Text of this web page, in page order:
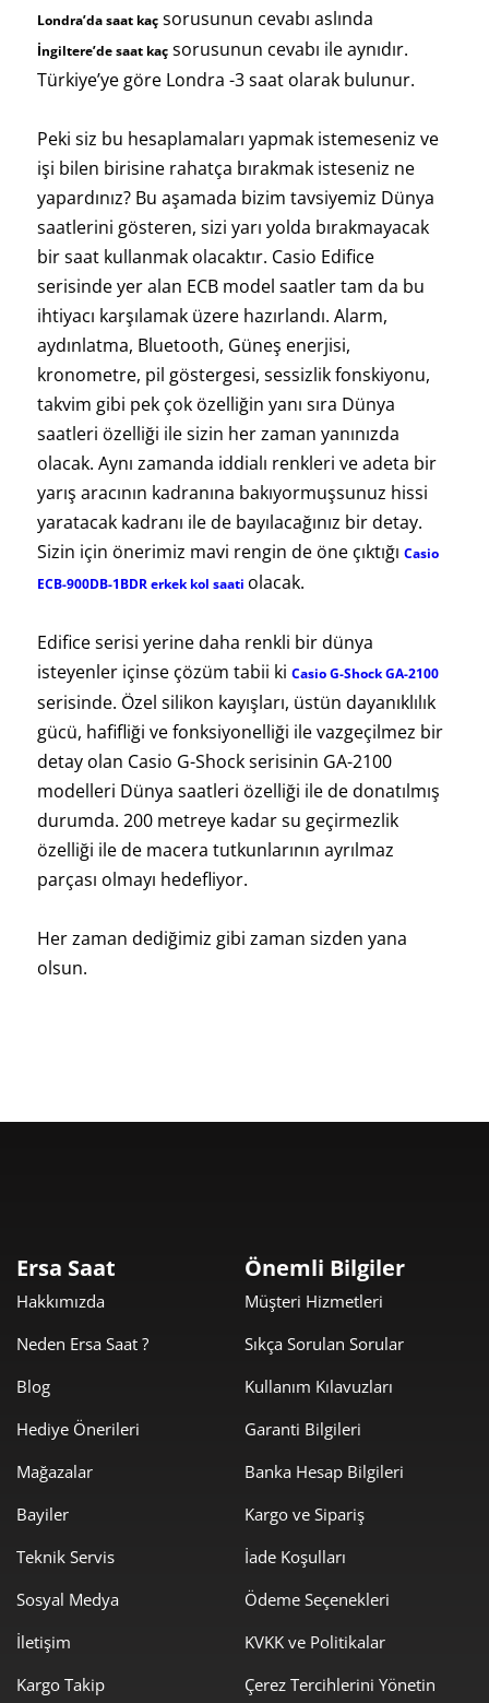
Londra’da saat kaçsorusunun cevabı aslında
İngiltere’de saat kaçsorusunun cevabı ile aynıdır.
Türkiye’ye göre Londra -3 saat olarak bulunur.
Peki siz bu hesaplamaları yapmak istemeseniz ve
işi bilen birisine rahatça bırakmak isteseniz ne
yapardınız? Bu aşamada bizim tavsiyemiz Dünya
saatlerini gösteren, sizi yarı yolda bırakmayacak
bir saat kullanmak olacaktır. Casio Edifice
serisinde yer alan ECB model saatler tam da bu
ihtiyacı karşılamak üzere hazırlandı. Alarm,
aydınlatma, Bluetooth, Güneş enerjisi,
kronometre, pil göstergesi, sessizlik fonskiyonu,
takvim gibi pek çok özelliğin yanı sıra Dünya
saatleri özelliği ile sizin her zaman yanınızda
olacak. Aynı zamanda iddialı renkleri ve adeta bir
yarış aracının kadranına bakıyormuşsunuz hissi
yaratacak kadranı ile de bayılacağınız bir detay.
Sizin için önerimiz mavi rengin de öne çıktığı Casio
ECB-900DB-1BDR erkek kol saati olacak.
Edifice serisi yerine daha renkli bir dünya
isteyenler içinse çözüm tabii ki Casio G-Shock GA-2100
serisinde. Özel silikon kayışları, üstün dayanıklılık
gücü, hafifliği ve fonksiyonelliği ile vazgeçilmez bir
detay olan Casio G-Shock serisinin GA-2100
modelleri Dünya saatleri özelliği ile de donatılmış
durumda. 200 metreye kadar su geçirmezlik
özelliği ile de macera tutkunlarının ayrılmaz
parçası olmayı hedefliyor.
Her zaman dediğimiz gibi zaman sizden yana
olsun.
Ersa Saat
Hakkımızda
Neden Ersa Saat ?
Blog
Hediye Önerileri
Mağazalar
Bayiler
Teknik Servis
Sosyal Medya
İletişim
Kargo Takip
Önemli Bilgiler
Müşteri Hizmetleri
Sıkça Sorulan Sorular
Kullanım Kılavuzları
Garanti Bilgileri
Banka Hesap Bilgileri
Kargo ve Sipariş
İade Koşulları
Ödeme Seçenekleri
KVKK ve Politikalar
Çerez Tercihlerini Yönetin